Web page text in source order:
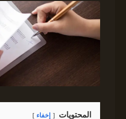
المحتويات إخفاء